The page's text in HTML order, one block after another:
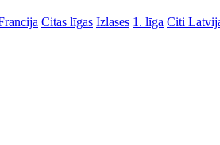
Citas līgas Izlases 1. līga Citi